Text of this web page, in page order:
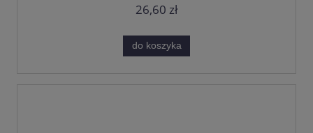
26,60 zł
do koszyka